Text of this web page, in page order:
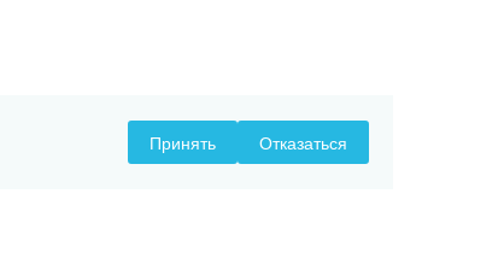
Принять Отказаться